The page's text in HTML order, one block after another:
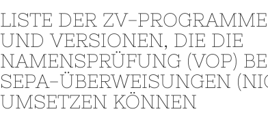
LISTE DER ZV-PROGRAMME
UND VERSIONEN, DIE DIE
NAMENSPRÜFUNG (VOP)
SEPA-ÜBERWEISUNGEN
UMSETZEN KÖNNEN